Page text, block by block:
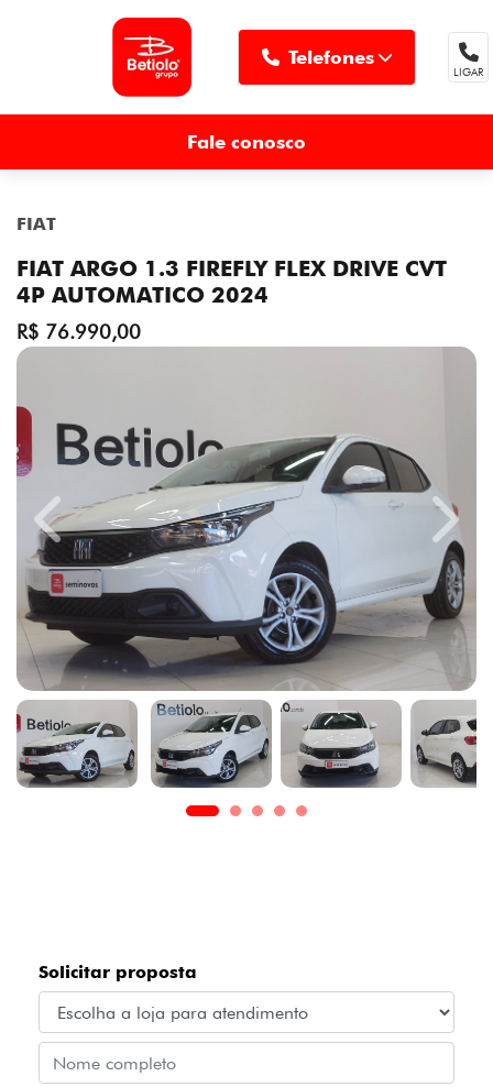
Telefones
LIGAR
Fale conosco
FIAT
FIAT ARGO 1.3 FIREFLY FLEX DRIVE CVT
4P AUTOMATICO 2024
R$ 76.990,00
Previous Next
Solicitar proposta